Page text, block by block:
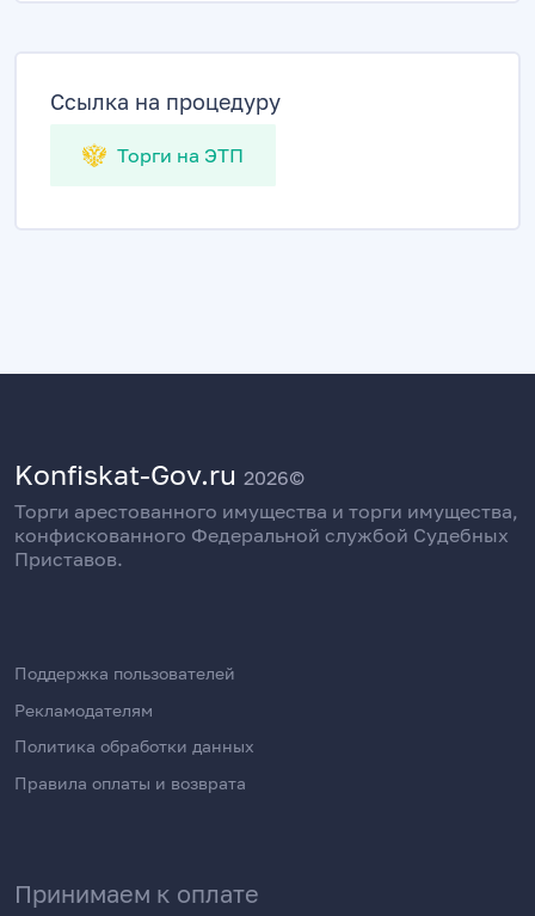
Ссылка на процедуру
Торги на ЭТП
Konfiskat-Gov.ru 2026©
Торги арестованного имущества и торги имущества,
конфискованного Федеральной службой Судебных
Приставов.
Поддержка пользователей
Рекламодателям
Политика обработки данных
Правила оплаты и возврата
Принимаем к оплате